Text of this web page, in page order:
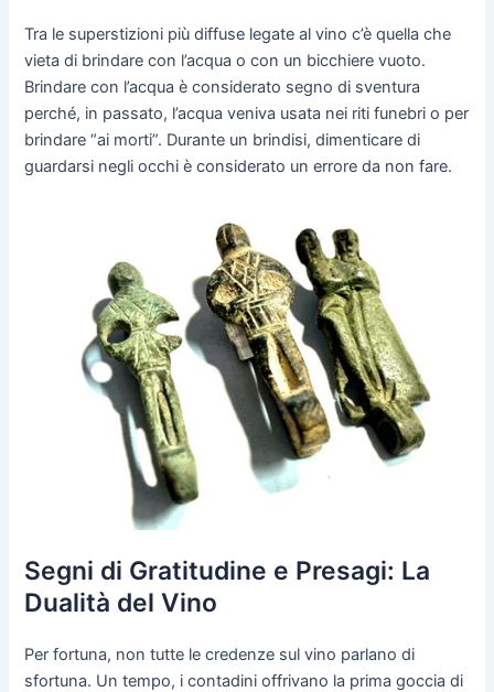
Tra le superstizioni più diffuse legate al vino c’è quella che
vieta di brindare con l’acqua o con un bicchiere vuoto.
Brindare con l’acqua è considerato segno di sventura
perché, in passato, l’acqua veniva usata nei riti funebri o per
brindare “ai morti”. Durante un brindisi, dimenticare di
guardarsi negli occhi è considerato un errore da non fare.
Segni di Gratitudine e Presagi: La
Dualità del Vino
Per fortuna, non tutte le credenze sul vino parlano di
sfortuna. Un tempo, i contadini offrivano la prima goccia di